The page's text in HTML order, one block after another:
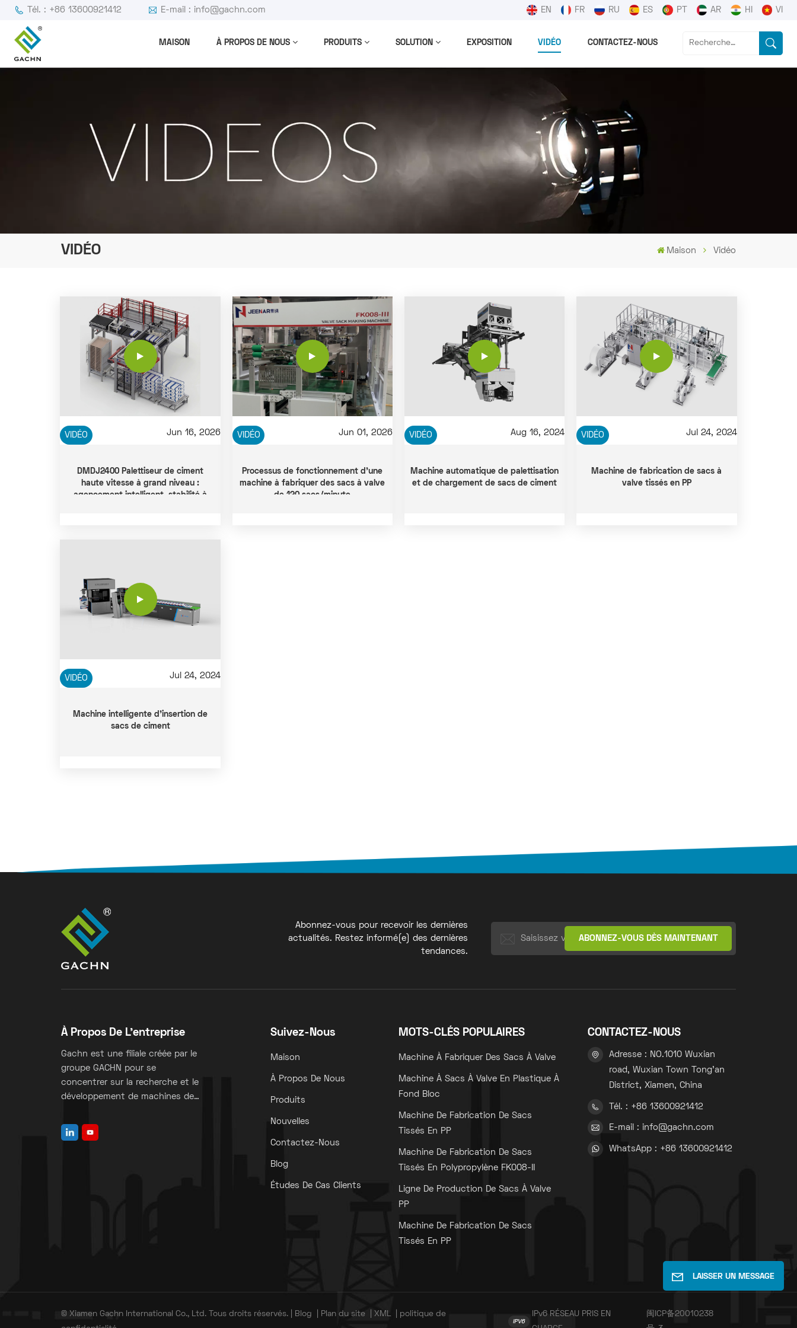
Tél. : +86 13600921412 E-mail : info@gachn.com EN FR RU ES PT AR HI VI
MAISON À PROPOS DE NOUS PRODUITS SOLUTION EXPOSITION VIDÉO CONTACTEZ-NOUS
VIDÉO Maison Vidéo
VIDÉO Jun 16, 2026
DMDJ2400 Palettiseur de ciment
haute vitesse à grand niveau :
agencement intelligent, stabilité à
VIDÉO Jun 01, 2026
Processus de fonctionnement d'une
machine à fabriquer des sacs à valve
de 120 sacs/minute
VIDÉO Aug 16, 2024
Machine automatique de palettisation
et de chargement de sacs de ciment
VIDÉO Jul 24, 2024
Machine de fabrication de sacs à
valve tissés en PP
VIDÉO Jul 24, 2024
Machine intelligente d'insertion de
sacs de ciment
Abonnez-vous pour recevoir les dernières
actualités. Restez informé(e) des dernières
tendances.
À Propos De L'entreprise
Gachn est une filiale créée par le
groupe GACHN pour se
concentrer sur la recherche et le
développement de machines de
Suivez-Nous
Maison
À Propos De Nous
Produits
Nouvelles
Contactez-Nous
Blog
Études De Cas Clients
MOTS-CLÉS POPULAIRES
Machine À Fabriquer Des Sacs À Valve
Machine À Sacs À Valve En Plastique À
Fond Bloc
Machine De Fabrication De Sacs
Tissés En PP
Machine De Fabrication De Sacs
Tissés En Polypropylène FK008-II
Ligne De Production De Sacs À Valve
PP
Machine De Fabrication De Sacs
Tissés En PP
CONTACTEZ-NOUS
Adresse : NO.1010 Wuxian
road, Wuxian Town Tong'an
District, Xiamen, China
Tél. : +86 13600921412
E-mail : info@gachn.com
WhatsApp : +86 13600921412
© Xiamen Gachn International Co., Ltd. Tous droits réservés. | Blog Plan du site XML
politique de
IPv6 RÉSEAU PRIS EN
闽ICP备20010238
LAISSER UN MESSAGE